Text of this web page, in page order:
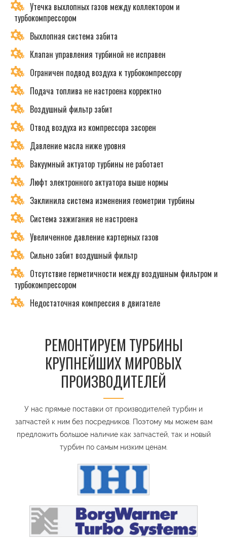
Утечка выхлопных газов между коллектором и
турбокомпрессором
Выхлопная система забита
Клапан управления турбиной не исправен
Ограничен подвод воздуха к турбокомпрессору
Подача топлива не настроена корректно
Воздушный фильтр забит
Отвод воздуха из компрессора засорен
Давление масла ниже уровня
Вакуумный актуатор турбины не работает
Люфт электронного актуатора выше нормы
Заклинила система изменения геометрии турбины
Система зажигания не настроена
Увеличенное давление картерных газов
Сильно забит воздушный фильтр
Отсутствие герметичности между воздушным фильтром и
турбокомпрессором
Недостаточная компрессия в двигателе
РЕМОНТИРУЕМ ТУРБИНЫ
КРУПНЕЙШИХ МИРОВЫХ
ПРОИЗВОДИТЕЛЕЙ
У нас прямые поставки от производителей турбин и
запчастей к ним без посредников. Поэтому мы можем вам
предложить большое наличие как запчастей, так и новый
турбин по самым низким ценам.